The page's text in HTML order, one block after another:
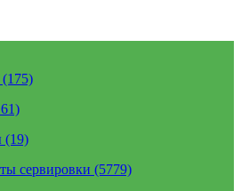
(19)
сервировки (5779)